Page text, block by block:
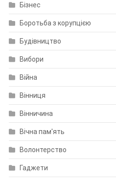
Бізнес
Боротьба з корупцією
Будівництво
Вибори
Війна
Вінниця
Вінничина
Вічна пам'ять
Волонтерство
Гаджети